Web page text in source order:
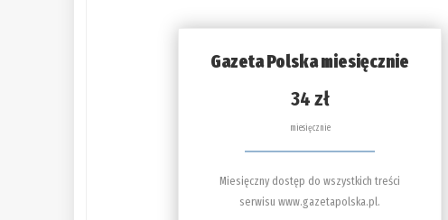
Gazeta Polska miesięcznie
34 zł
miesięcznie
Miesięczny dostęp do wszystkich treści
serwisu www.gazetapolska.pl.